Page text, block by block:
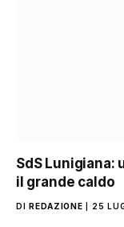
SdS
il grande caldo
DI REDAZIONE 25